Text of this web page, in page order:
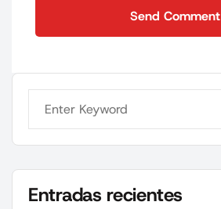
Send Comment
Entradas recientes